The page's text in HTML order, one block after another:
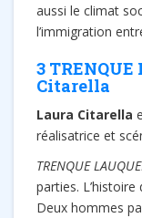
aussi le climat
l’immigration
3
Citarella
Laura Citarella
réalisatrice et
TRENQUE
parties.
Deux hommes